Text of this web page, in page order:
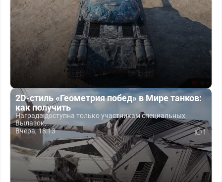
2D-стиль «Геометрия побед» в Мире танков:
как получить
Награда доступна только участникам специальных
Вылазок,...
Вчера, 18:13
1